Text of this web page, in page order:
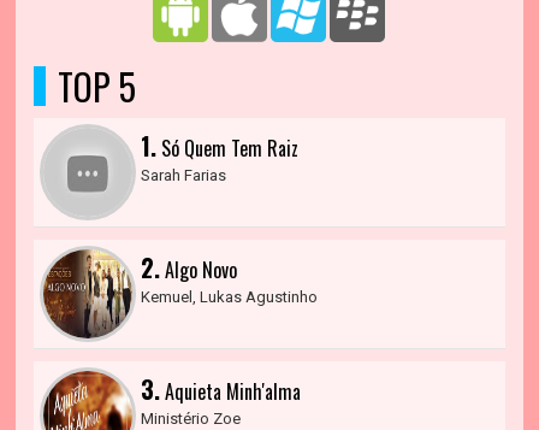
TOP 5
1. Só Quem Tem Raiz
Sarah Farias
2.Algo Novo
Kemuel, Lukas Agustinho
3.Aquieta Minh'alma
Ministério Zoe